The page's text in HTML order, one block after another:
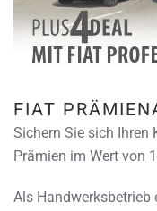
FIAT
Sichern Sie sich Ihren
Prämien im Wert von
Als Handwerksbetrieb